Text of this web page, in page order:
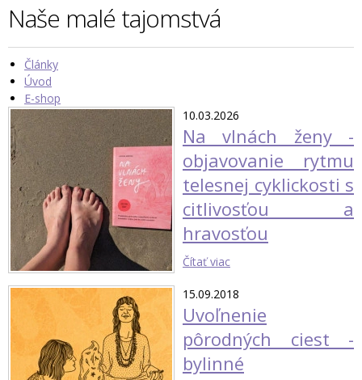
Naše malé tajomstvá
Články
Úvod
E-shop
10.03.2026
Na vlnách ženy -
objavovanie rytmu
telesnej cyklickosti s
citlivosťou a
hravosťou
Čítať viac
15.09.2018
Uvoľnenie
pôrodných ciest -
bylinné